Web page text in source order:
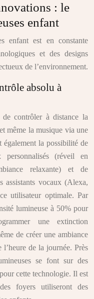
: le
enfant
enfant est en constante
et des designs
de l’environnement.
absolu à
de contrôler à distance la
même la musique via une
la possibilité de
personnalisés (réveil en
relaxante) et de
assistants vocaux (Alexa,
utilisateur optimale. Par
lumineuse à 50% pour
une extinction
de créer une ambiance
de la journée. Près
se font sur des
cette technologie. Il est
foyers utiliseront des